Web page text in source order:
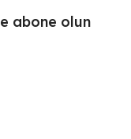
abone olun